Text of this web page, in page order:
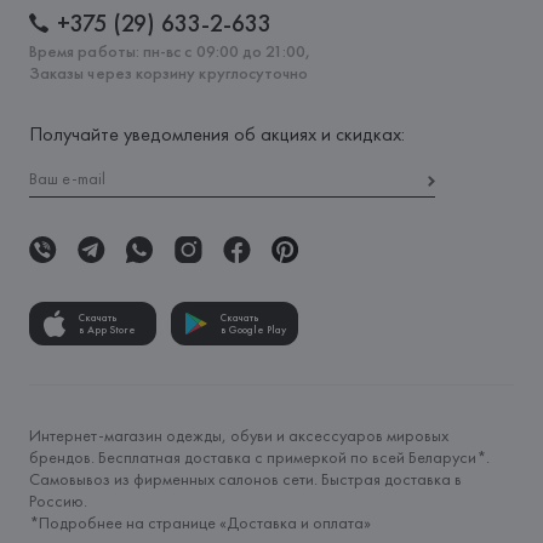
+375 (29) 633-2-633
Время работы: пн-вс с 09:00 до 21:00,
Заказы через корзину круглосуточно
Получайте уведомления об акциях и скидках:
Скачать
в App Store
Скачать
в Google Play
Интернет-магазин одежды, обуви и аксессуаров мировых
брендов. Бесплатная доставка с примеркой по всей Беларуси*.
Самовывоз из фирменных салонов сети. Быстрая доставка в
Россию.
*Подробнее на странице «Доставка и оплата»